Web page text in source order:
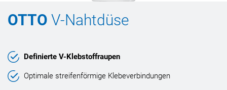
OTTO V-Nahtdüse
Definierte V-Klebstoffraupen
Optimale streifenförmige Klebeverbindungen